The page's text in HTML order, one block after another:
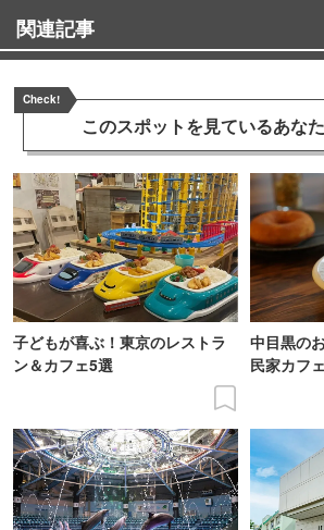
関連記事
Check!
このスポットを見ているあな
子どもが喜ぶ！東京のレストラ
ン＆カフェ5選
中目黒の
民家カフ